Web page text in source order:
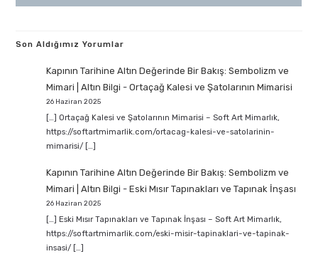
Son Aldığımız Yorumlar
Kapının Tarihine Altın Değerinde Bir Bakış: Sembolizm ve
Mimari | Altın Bilgi - Ortaçağ Kalesi ve Şatolarının Mimarisi
26 Haziran 2025
[…] Ortaçağ Kalesi ve Şatolarının Mimarisi – Soft Art Mimarlık,
https://softartmimarlik.com/ortacag-kalesi-ve-satolarinin-
mimarisi/ […]
Kapının Tarihine Altın Değerinde Bir Bakış: Sembolizm ve
Mimari | Altın Bilgi - Eski Mısır Tapınakları ve Tapınak İnşası
26 Haziran 2025
[…] Eski Mısır Tapınakları ve Tapınak İnşası – Soft Art Mimarlık,
https://softartmimarlik.com/eski-misir-tapinaklari-ve-tapinak-
insasi/ […]